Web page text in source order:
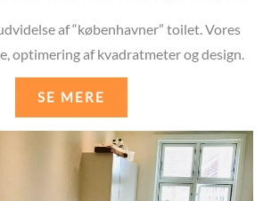
af “københavner” toilet. Vores
optimering af kvadratmeter og design.
SE MERE